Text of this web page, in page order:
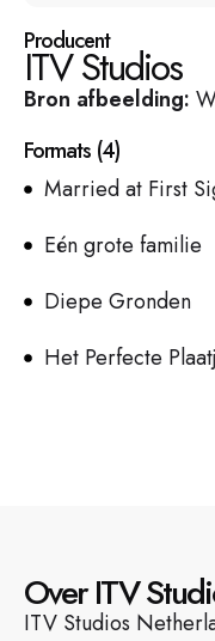
Producent
ITV Studios
Bron afbeelding:
Formats (4)
Married at First
Eén grote familie
Diepe Gronden
Het Perfecte
Over ITV
ITV Studios